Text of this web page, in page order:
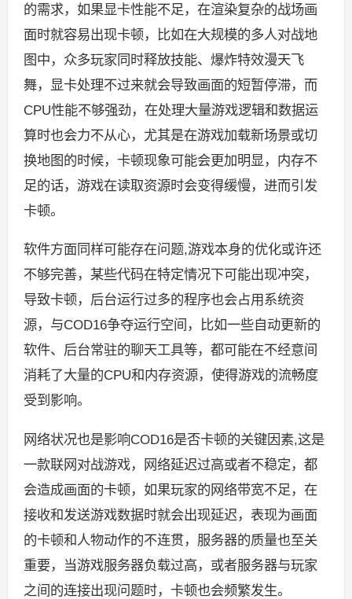
的需求，如果显卡性能不足，在渲染复杂的战场画
面时就容易出现卡顿，比如在大规模的多人对战地
图中，众多玩家同时释放技能、爆炸特效漫天飞
舞，显卡处理不过来就会导致画面的短暂停滞，而
CPU性能不够强劲，在处理大量游戏逻辑和数据运
算时也会力不从心，尤其是在游戏加载新场景或切
换地图的时候，卡顿现象可能会更加明显，内存不
足的话，游戏在读取资源时会变得缓慢，进而引发
卡顿。
软件方面同样可能存在问题,游戏本身的优化或许还
不够完善，某些代码在特定情况下可能出现冲突，
导致卡顿，后台运行过多的程序也会占用系统资
源，与COD16争夺运行空间，比如一些自动更新的
软件、后台常驻的聊天工具等，都可能在不经意间
消耗了大量的CPU和内存资源，使得游戏的流畅度
受到影响。
网络状况也是影响COD16是否卡顿的关键因素,这是
一款联网对战游戏，网络延迟过高或者不稳定，都
会造成画面的卡顿，如果玩家的网络带宽不足，在
接收和发送游戏数据时就会出现延迟，表现为画面
的卡顿和人物动作的不连贯，服务器的质量也至关
重要，当游戏服务器负载过高，或者服务器与玩家
之间的连接出现问题时，卡顿也会频繁发生。